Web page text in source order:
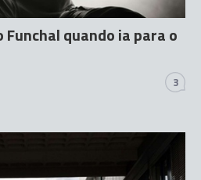
quando ia para o
3